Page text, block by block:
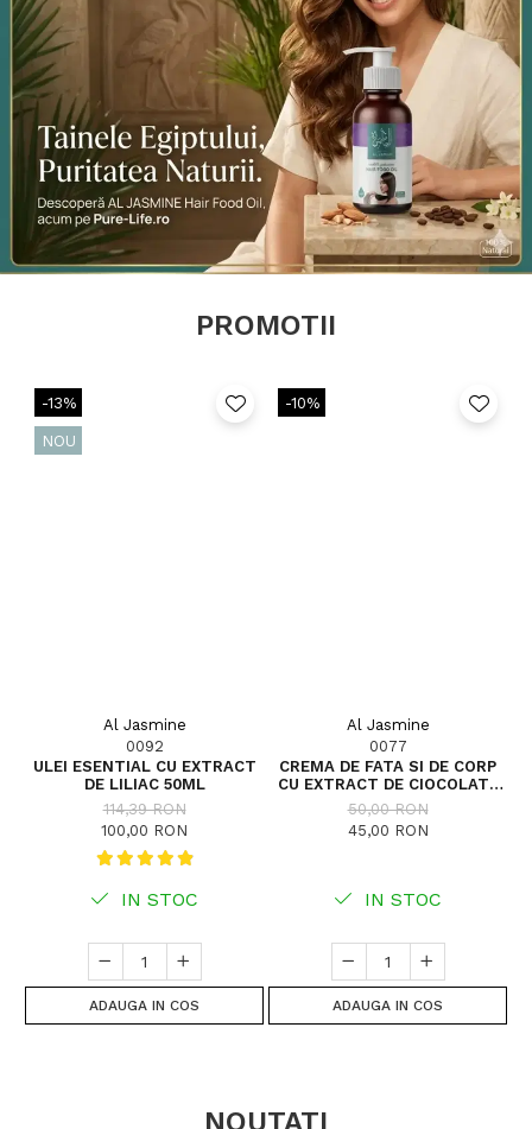
PROMOTII
-13%
NOU
Al Jasmine
0092
ULEI ESENTIAL CU EXTRACT
DE LILIAC 50ML
114,39 RON
100,00 RON
IN STOC
ADAUGA IN COS
-10%
Al Jasmine
0077
CREMA DE FATA SI DE CORP
CU EXTRACT DE CIOCOLATA
75G
50,00 RON
45,00 RON
IN STOC
ADAUGA IN COS
NOUTATI